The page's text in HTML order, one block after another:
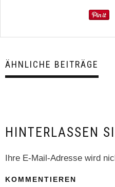
ÄHNLICHE BEITRÄGE
HINTERLASSEN
Ihre E-Mail-Adresse wird
KOMMENTIEREN